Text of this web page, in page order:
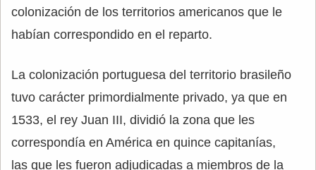
colonización de los territorios americanos que le
habían correspondido en el reparto.
La colonización portuguesa del territorio brasileño
tuvo carácter primordialmente privado, ya que en
1533, el rey Juan III, dividió la zona que les
correspondía en América en quince capitanías,
las que les fueron adjudicadas a miembros de la